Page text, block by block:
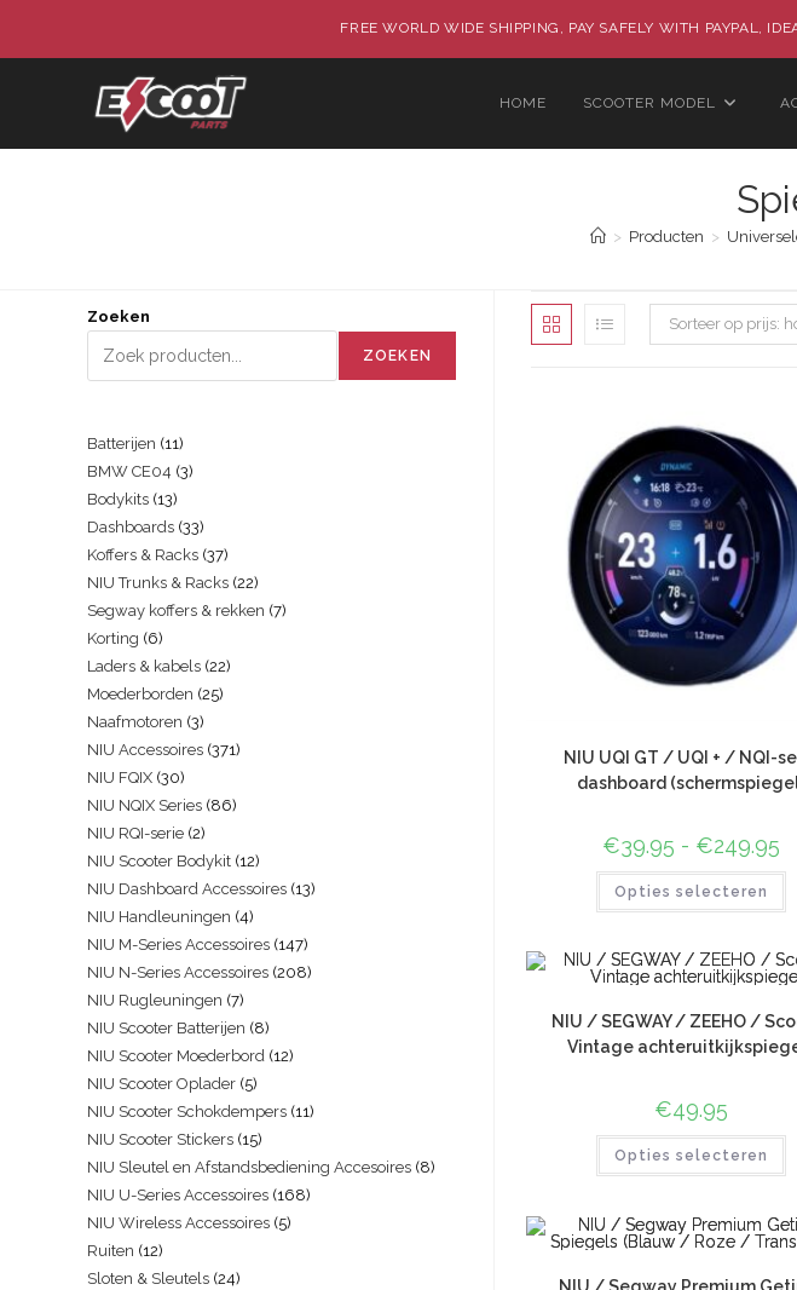
FREE WORLD WIDE SHIPPING, PAY SAFELY WITH PAYPAL,
HOME SCOOTER MODEL
> Producten >
Sorteer op prijs:
NIU UQI GT / UQI + / NQI-
dashboard
€39.95 - €249.95
Opties selecteren
NIU / SEGWAY / ZEEHO /
Vintage
€49.95
Opties selecteren
NIU / Segway Premium
Zoeken
ZOEKEN
Batterijen 11
BMW CE04 3
Bodykits 13
Dashboards 33
Koffers & Racks 37
NIU Trunks & Racks 22
Segway koffers & rekken 7
Korting 6
Laders & kabels 22
Moederborden 25
Naafmotoren 3
NIU Accessoires 371
NIU FQIX 30
NIU NQIX Series 86
NIU RQI-serie 2
NIU Scooter Bodykit 12
NIU Dashboard Accessoires 13
NIU Handleuningen 4
NIU M-Series Accessoires 147
NIU N-Series Accessoires 208
NIU Rugleuningen 7
NIU Scooter Batterijen 8
NIU Scooter Moederbord 12
NIU Scooter Oplader 5
NIU Scooter Schokdempers 11
NIU Scooter Stickers 15
NIU Sleutel en Afstandsbediening Accesoires 8
NIU U-Series Accessoires 168
NIU Wireless Accessoires 5
Ruiten 12
Sloten & Sleutels 24